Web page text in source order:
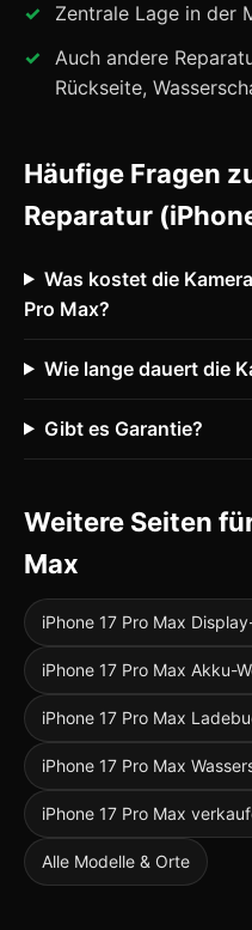
Zentrale Lage in der
Auch andere
Rückseite,
Häufige Fragen
Reparatur
Was kostet die
Pro Max?
Wie lange dauert die
Gibt es Garantie?
Weitere Seiten
Max
iPhone 17 Pro Max
iPhone 17 Pro Max Akku-
iPhone 17 Pro Max
iPhone 17 Pro Max
iPhone 17 Pro Max
Alle Modelle & Orte